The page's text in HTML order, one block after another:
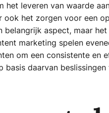
het leveren van waarde
het zorgen voor een
belangrijk aspect, maar
marketing spelen
om een consistente en
daarvan